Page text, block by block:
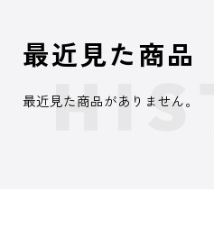
最近見た商品
最近見た商品がありません。